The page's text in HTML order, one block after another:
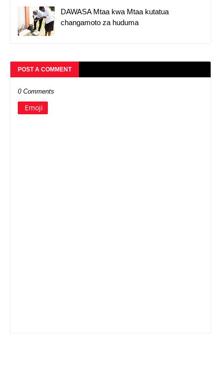
DAWASA Mtaa kwa Mtaa kutatua
changamoto za huduma
POST A COMMENT
0 Comments
Emoji